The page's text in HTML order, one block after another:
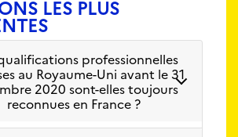
LES PLUS
professionnelles
au Royaume-Uni avant le 31
2020 sont-elles toujours
reconnues en France ?